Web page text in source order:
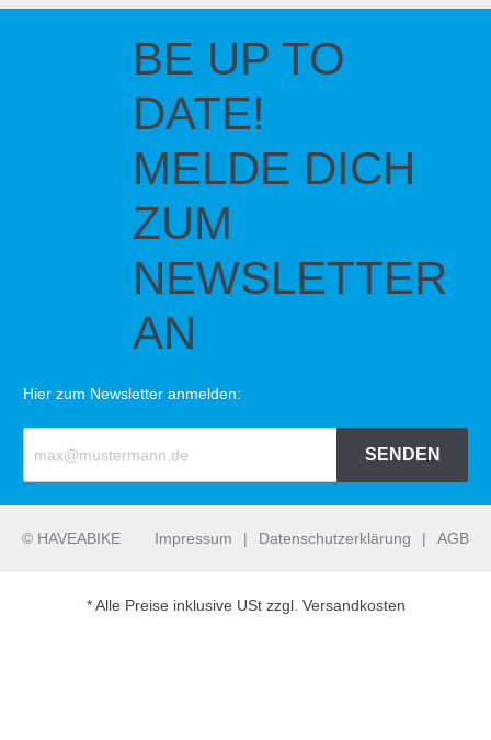
BE UP TO
DATE!
MELDE DICH
ZUM
NEWSLETTER
AN
Hier zum Newsletter anmelden:
SENDEN
© HAVEABIKE Impressum | Datenschutzerklärung | AGB
* Alle Preise inklusive USt zzgl. Versandkosten